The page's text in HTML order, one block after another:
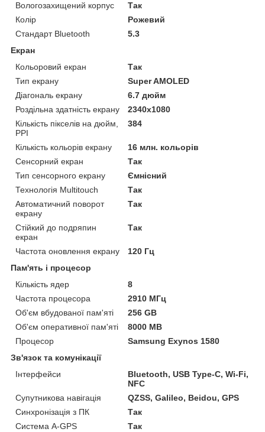
Вологозахищений корпус
Так
Колір
Рожевий
Стандарт Bluetooth
5.3
Екран
Кольоровий екран
Так
Тип екрану
Super AMOLED
Діагональ екрану
6.7 дюйм
Роздільна здатність екрану
2340х1080
Кількість пікселів на дюйм,
PPI
384
Кількість кольорів екрану
16 млн. кольорів
Сенсорний екран
Так
Тип сенсорного екрану
Ємнісний
Технологія Multitouch
Так
Автоматичний поворот
екрану
Так
Стійкий до подряпин
екран
Так
Частота оновлення екрану
120 Гц
Пам'ять і процесор
Кількість ядер
8
Частота процесора
2910 МГц
Об'єм вбудованої пам'яті
256 GB
Об'єм оперативної пам'яті
8000 MB
Процесор
Samsung Exynos 1580
Зв'язок та комунікації
Інтерфейси
Bluetooth, USB Type-C, Wi-Fi,
NFC
Супутникова навігація
QZSS, Galileo, Beidou, GPS
Синхронізація з ПК
Так
Система A-GPS
Так